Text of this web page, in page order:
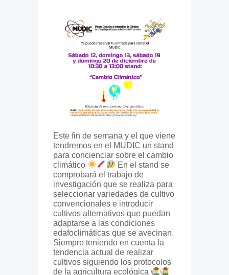
Este fin de semana y el que viene
tendremos en el MUDIC un stand
para concienciar sobre el cambio
climático
En el stand se
comprobará el trabajo de
investigación que se realiza para
seleccionar variedades de cultivo
convencionales e introducir
cultivos alternativos que puedan
adaptarse a las condiciones
edafoclimáticas que se avecinan.
Siempre teniendo en cuenta la
tendencia actual de realizar
cultivos siguiendo los protocolos
de la agricultura ecológica